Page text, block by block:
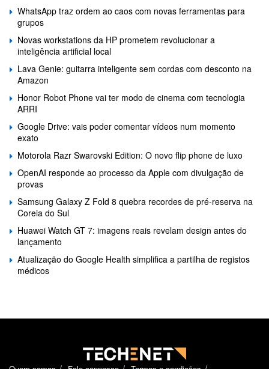
WhatsApp traz ordem ao caos com novas ferramentas para
grupos
Novas workstations da HP prometem revolucionar a
inteligência artificial local
Lava Genie: guitarra inteligente sem cordas com desconto na
Amazon
Honor Robot Phone vai ter modo de cinema com tecnologia
ARRI
Google Drive: vais poder comentar vídeos num momento
exato
Motorola Razr Swarovski Edition: O novo flip phone de luxo
OpenAI responde ao processo da Apple com divulgação de
provas
Samsung Galaxy Z Fold 8 quebra recordes de pré-reserva na
Coreia do Sul
Huawei Watch GT 7: imagens reais revelam design antes do
lançamento
Atualização do Google Health simplifica a partilha de registos
médicos